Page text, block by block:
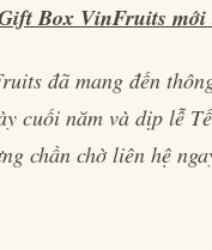
Box VinFruits
đã mang đến
cuối năm và dịp lễ
chần chờ liên hệ